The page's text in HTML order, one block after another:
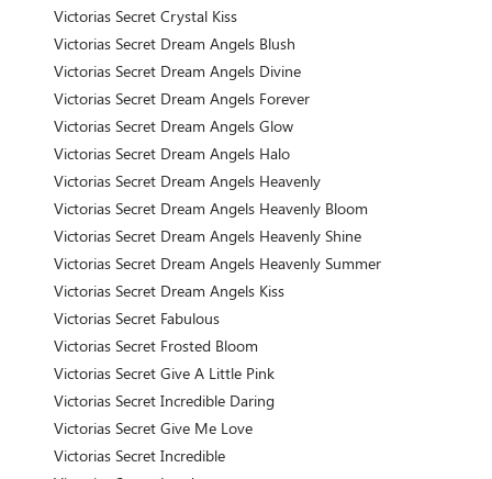
Victorias Secret Crystal Kiss
Victorias Secret Dream Angels Blush
Victorias Secret Dream Angels Divine
Victorias Secret Dream Angels Forever
Victorias Secret Dream Angels Glow
Victorias Secret Dream Angels Halo
Victorias Secret Dream Angels Heavenly
Victorias Secret Dream Angels Heavenly Bloom
Victorias Secret Dream Angels Heavenly Shine
Victorias Secret Dream Angels Heavenly Summer
Victorias Secret Dream Angels Kiss
Victorias Secret Fabulous
Victorias Secret Frosted Bloom
Victorias Secret Give A Little Pink
Victorias Secret Incredible Daring
Victorias Secret Give Me Love
Victorias Secret Incredible